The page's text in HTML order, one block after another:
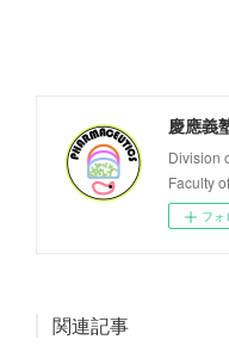
慶應義
Division
Faculty
フォ
関連記事